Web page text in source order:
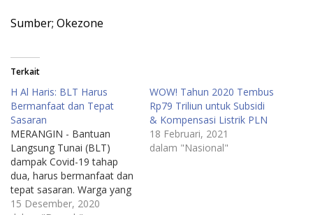
Sumber; Okezone
Terkait
H Al Haris: BLT Harus
Bermanfaat dan Tepat
Sasaran
MERANGIN - Bantuan
Langsung Tunai (BLT)
dampak Covid-19 tahap
dua, harus bermanfaat dan
tepat sasaran. Warga yang
menerima BLT tahap dua,
15 Desember, 2020
WOW! Tahun 2020 Tembus
Rp79 Triliun untuk Subsidi
& Kompensasi Listrik PLN
18 Februari, 2021
dalam "Nasional"